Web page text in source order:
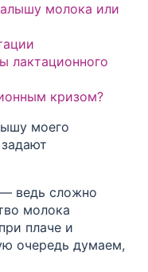
молока или
лактационного
кризом?
моего
ведь сложно
молока
плаче и
очередь думаем,